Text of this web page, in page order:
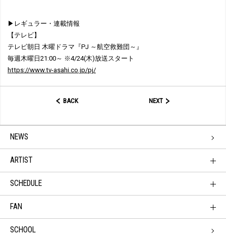
▶レギュラー・連載情報
【テレビ】
テレビ朝日 木曜ドラマ『PJ ～航空救難団～』
毎週木曜日21:00～ ※4/24(木)放送スタート
https://www.tv-asahi.co.jp/pj/
BACK NEXT
NEWS
ARTIST
SCHEDULE
FAN
SCHOOL